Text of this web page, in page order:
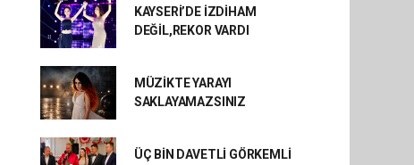
KAYSERİ’DE İZDİHAM
DEĞİL,REKOR VARDI
MÜZİKTE YARAYI
SAKLAYAMAZSINIZ
ÜÇ BİN DAVETLİ GÖRKEMLİ